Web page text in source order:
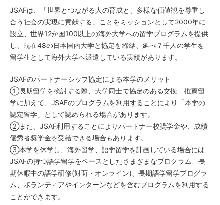
JSAFは、「世界とつながる人の育成と、多様な価値観を尊重し
合う社会の実現に貢献する」ことをミッションとして2000年に
設立、世界12か国100以上の海外大学への留学プログラムを提供
し、現在48の日本国内大学と協定を締結、延べ７千人の学生を
留学生として海外大学へ派遣している実績があります。
JSAFのパートナーシップ協定による本学のメリット
①長期留学を検討する際、大学同士で協定のある交換・推薦留
学に加えて、JSAFのプログラムを利用することにより「本学の
認定留学」として認められる場合があります。
②また、JSAF利用することによりパートナー校奨学金や、成績
優秀者奨学金を受給できる場合もあります。
③本学を休学し、海外留学、語学留学を計画している場合には
JSAFの持つ語学留学をベースとしたさまざまなプログラム、長
期休暇中の語学研修(対面・オンライン)、長期語学留学プログラ
ム、ボランティアやインターンなどを含むプログラムを利用する
ことができます。